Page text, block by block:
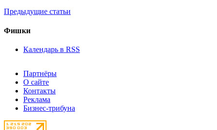
Предыдущие статьи
Фишки
Календарь в RSS
Партнёры
О сайте
Контакты
Реклама
Бизнес-трибуна